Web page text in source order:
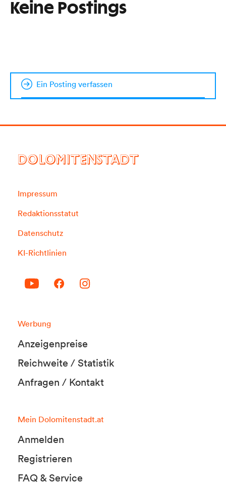
Keine Postings
Ein Posting verfassen
DOLOMITENSTADT
Impressum
Redaktionsstatut
Datenschutz
KI-Richtlinien
Werbung
Anzeigenpreise
Reichweite / Statistik
Anfragen / Kontakt
Mein Dolomitenstadt.at
Anmelden
Registrieren
FAQ & Service